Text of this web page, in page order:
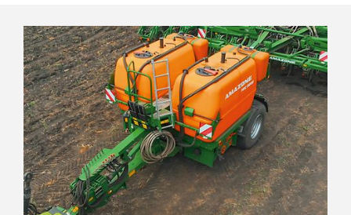
Des résultats très intéressants dans la pratique
Les résultats issus de la (campagne 2018) en
Russie ont montré la différence. Le
développement des plantes bénéficiant de
l’engrais liquide AHL est nettement meilleur
que celles sans AHL. La nette coloration verte
est un indice d’un bon apport en substances